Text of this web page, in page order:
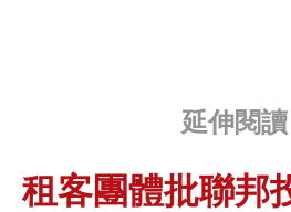
延伸閱讀
租客團體批聯邦